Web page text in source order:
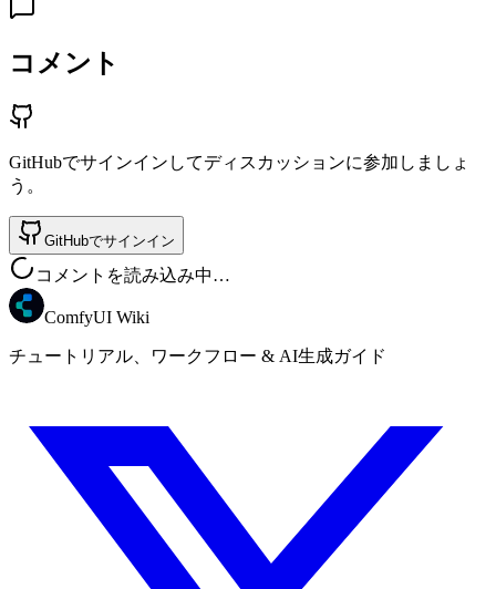
コメント
GitHubでサインインしてディスカッションに参加しましょ
う。
GitHubでサインイン
コメントを読み込み中…
ComfyUI Wiki
チュートリアル、ワークフロー & AI生成ガイド